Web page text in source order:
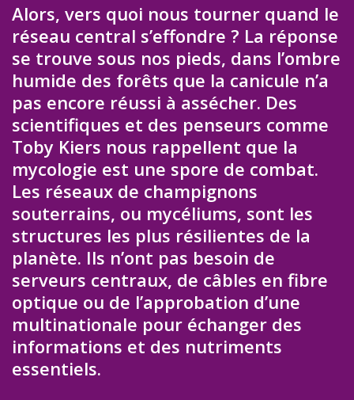
Alors, vers quoi nous tourner quand le
réseau central s’effondre ? La réponse
se trouve sous nos pieds, dans l’ombre
humide des forêts que la canicule n’a
pas encore réussi à assécher. Des
scientifiques et des penseurs comme
Toby Kiers nous rappellent que la
mycologie est une spore de combat.
Les réseaux de champignons
souterrains, ou mycéliums, sont les
structures les plus résilientes de la
planète. Ils n’ont pas besoin de
serveurs centraux, de câbles en fibre
optique ou de l’approbation d’une
multinationale pour échanger des
informations et des nutriments
essentiels.